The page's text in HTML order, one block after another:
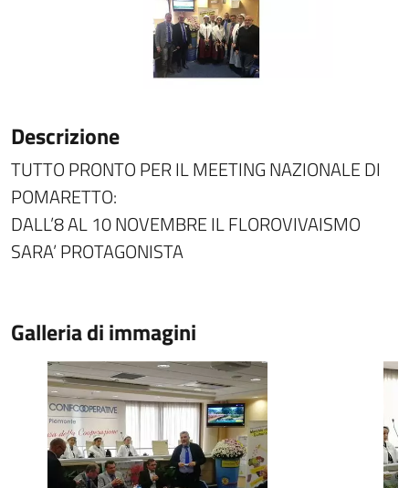
Descrizione
TUTTO PRONTO PER IL MEETING NAZIONALE DI
POMARETTO:
DALL’8 AL 10 NOVEMBRE IL FLOROVIVAISMO
SARA’ PROTAGONISTA
Galleria di immagini